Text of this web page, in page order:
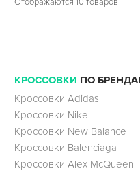
Отображаются 10 товаров
КРОССОВКИ ПО
Кроссовки Adidas
Кроссовки Nike
Кроссовки New Balance
Кроссовки Balenciaga
Кроссовки Alex McQueen